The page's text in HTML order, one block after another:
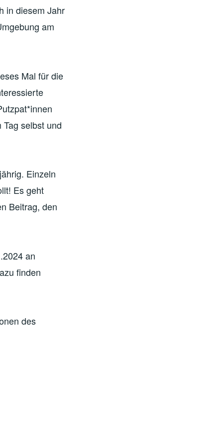
in diesem Jahr
am
Mal für die
selbst und
Einzeln
Es geht
Beitrag, den
an
finden
des